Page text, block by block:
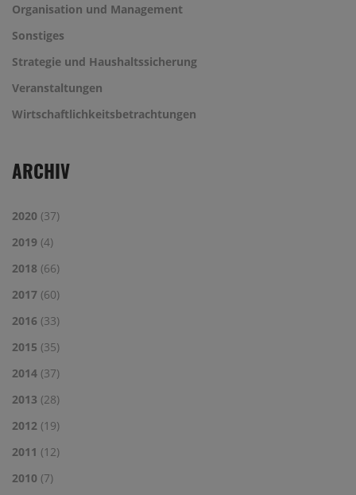
Organisation und Management
Sonstiges
Strategie und Haushaltssicherung
Veranstaltungen
Wirtschaftlichkeitsbetrachtungen
ARCHIV
2020 (37)
2019 (4)
2018 (66)
2017 (60)
2016 (33)
2015 (35)
2014 (37)
2013 (28)
2012 (19)
2011 (12)
2010 (7)